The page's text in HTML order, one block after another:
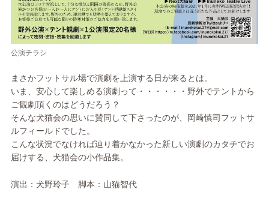
公演チラシ
まさかフットサル場で演劇を上演する日が来るとは。
いま、安心して楽しめる演劇って・・・・・・野外でテントから
ご観劇頂くのはどうだろう？
そんな犬猫会の思いに賛同して下さったのが、岡崎慎司フットサ
ルフィールドでした。
こんな状況でなければ辿り着かなかった新しい演劇のカタチでお
届けする、犬猫会の小作品集。
演出：犬野玲子 脚本：山猫智代